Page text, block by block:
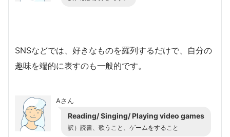
SNSなどでは、好きなものを羅列するだけで、自分の
趣味を端的に表すのも一般的です。
Aさん
Reading/ Singing/ Playing video games
訳）読書、歌うこと、ゲームをすること